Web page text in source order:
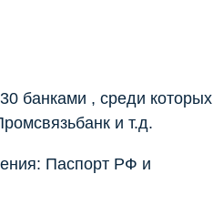
банками , среди которых
и т.д.
Паспорт РФ и